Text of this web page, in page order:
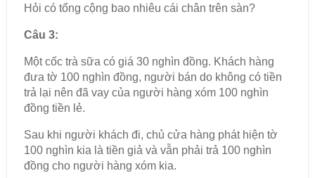
Hỏi có tổng cộng bao nhiêu cái chân trên sàn?
Câu 3:
Một cốc trà sữa có giá 30 nghìn đồng. Khách hàng
đưa tờ 100 nghìn đồng, người bán do không có tiền
trả lại nên đã vay của người hàng xóm 100 nghìn
đồng tiền lẻ.
Sau khi người khách đi, chủ cửa hàng phát hiện tờ
100 nghìn kia là tiền giả và vẫn phải trả 100 nghìn
đồng cho người hàng xóm kia.